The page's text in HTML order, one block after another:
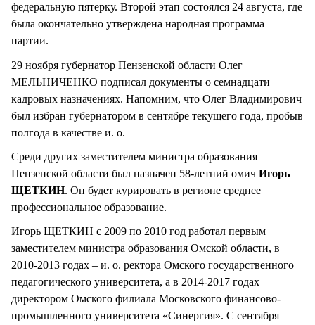
федеральную пятерку. Второй этап состоялся 24 августа, где
была окончательно утверждена народная программа
партии.
29 ноября губернатор Пензенской области Олег
МЕЛЬНИЧЕНКО подписал документы о семнадцати
кадровых назначениях. Напомним, что Олег Владимирович
был избран губернатором в сентябре текущего года, пробыв
полгода в качестве и. о.
Среди других заместителем министра образования
Пензенской области был назначен 58-летний омич Игорь
ЩЕТКИН. Он будет курировать в регионе среднее
профессиональное образование.
Игорь ЩЕТКИН с 2009 по 2010 год работал первым
заместителем министра образования Омской области, в
2010-2013 годах – и. о. ректора Омского государственного
педагогического университета, а в 2014-2017 годах –
директором Омского филиала Московского финансово-
промышленного университета «Синергия». С сентября